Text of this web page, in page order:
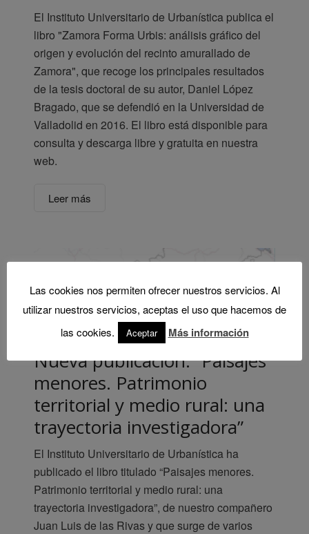
El Instituto Universitario de Urbanística publica el
libro "Zamora Forma Urbis: análisis gráfico del
origen y evolución del recinto amurallado de
Zamora", que recoge los principales resultados
de la tesis doctoral de su autor, Daniel López
Bragado, que se defendió en la Universidad de
Valladolid en 2016. El libro está disponible para
consulta y descarga libre y gratuita en nuestra
web.
Leer más
Nueva publicación: “Paisajes
menores. Patrimonio
territorial y medio rural: una
trayectoria investigadora”
El Instituto Universitario de Urbanística ha
publicado el libro titulado “Paisajes menores.
Patrimonio territorial y medio rural: una
trayectoria investigadora”, de nuestro compañero
Juan Luis de las Rivas y que surge de varios
Las cookies nos permiten ofrecer nuestros servicios. Al
utilizar nuestros servicios, aceptas el uso que hacemos de
las cookies.
Aceptar Más información